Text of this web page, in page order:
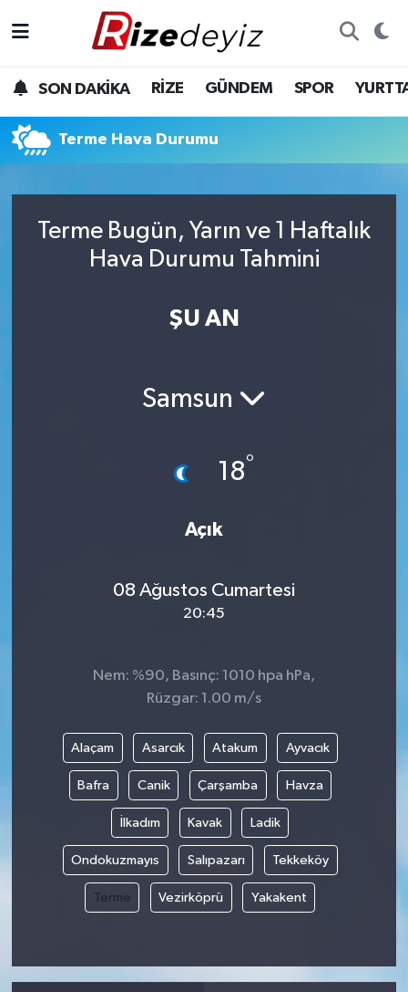
SON DAKİKA RİZE GÜNDEM SPOR
Terme Hava Durumu
Terme Bugün, Yarın ve 1 Haftalık
Hava Durumu Tahmini
ŞU AN
Samsun
18°
Açık
08 Ağustos Cumartesi
20:45
Nem: %90, Basınç: 1010 hpa hPa,
Rüzgar: 1.00 m/s
Alaçam Asarcık Atakum Ayvacık
Bafra Canik Çarşamba Havza
İlkadım Kavak Ladik
Ondokuzmayıs Salıpazarı Tekkeköy
Terme Vezirköprü Yakakent
Gündem
Yurttan Haberler
Teknoloji
Rize Hava Durumu
Rize Trafik Yoğunluk Haritası
Tüm Manşetler